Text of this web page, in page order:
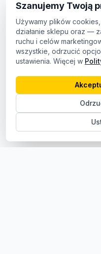
Szanujemy Twoją
Używamy plików
działanie sklepu oraz —
ruchu i celów
wszystkie, odrzucić
ustawienia. Więcej w